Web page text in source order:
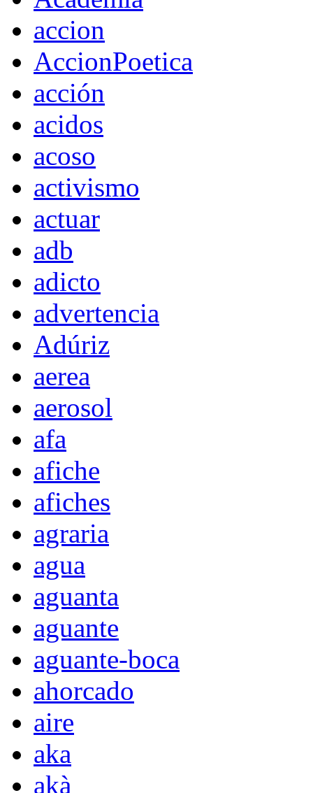
accion
AccionPoetica
acción
acidos
acoso
activismo
actuar
adb
adicto
advertencia
Adúriz
aerea
aerosol
afa
afiche
afiches
agraria
agua
aguanta
aguante
aguante-boca
ahorcado
aire
aka
akà